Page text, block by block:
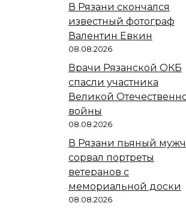
В Рязани скончался
известный фотограф
Валентин Евкин
08.08.2026
Врачи Рязанской ОКБ
спасли участника
Великой
войны
08.08.2026
В Рязани пьяный
сорвал портреты
ветеранов с
мемориальной доски
08.08.2026